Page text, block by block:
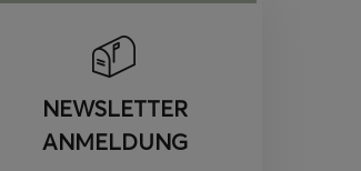
NEWSLETTER
ANMELDUNG